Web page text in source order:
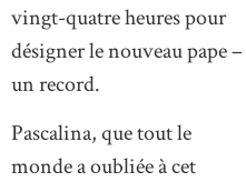
vingt-quatre heures pour
désigner le nouveau pape –
un record.
Pascalina, que tout le
monde a oubliée à cet